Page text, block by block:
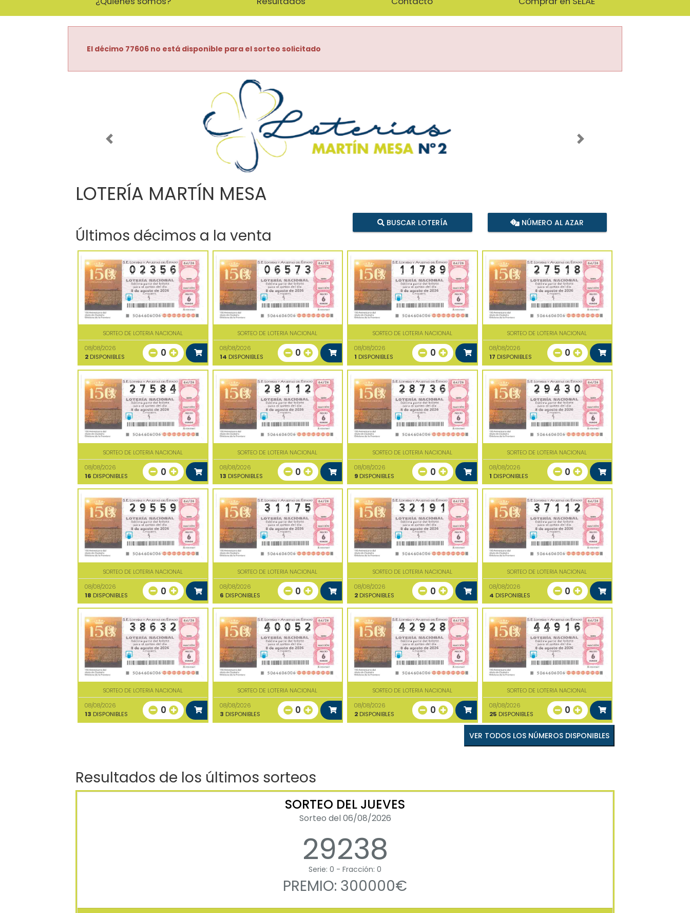
El décimo 77606 no está disponible para el sorteo solicitado
Imagen anterior Imagen siguiente
LOTERÍA MARTÍN MESA
Últimos décimos a la venta
BUSCAR LOTERÍA NÚMERO AL AZAR
SORTEO DE LOTERIA NACIONAL
08/08/2026
2 DISPONIBLES 0
SORTEO DE LOTERIA NACIONAL
08/08/2026
14 DISPONIBLES 0
SORTEO DE LOTERIA NACIONAL
08/08/2026
1 DISPONIBLES 0
SORTEO DE LOTERIA NACIONAL
08/08/2026
17 DISPONIBLES 0
SORTEO DE LOTERIA NACIONAL
08/08/2026
16 DISPONIBLES 0
SORTEO DE LOTERIA NACIONAL
08/08/2026
13 DISPONIBLES 0
SORTEO DE LOTERIA NACIONAL
08/08/2026
9 DISPONIBLES 0
SORTEO DE LOTERIA NACIONAL
08/08/2026
1 DISPONIBLES 0
SORTEO DE LOTERIA NACIONAL
08/08/2026
18 DISPONIBLES 0
SORTEO DE LOTERIA NACIONAL
08/08/2026
6 DISPONIBLES 0
SORTEO DE LOTERIA NACIONAL
08/08/2026
2 DISPONIBLES 0
SORTEO DE LOTERIA NACIONAL
08/08/2026
4 DISPONIBLES 0
SORTEO DE LOTERIA NACIONAL
08/08/2026
13 DISPONIBLES 0
SORTEO DE LOTERIA NACIONAL
08/08/2026
3 DISPONIBLES 0
SORTEO DE LOTERIA NACIONAL
08/08/2026
2 DISPONIBLES 0
SORTEO DE LOTERIA NACIONAL
08/08/2026
25 DISPONIBLES 0
VER TODOS LOS NÚMEROS DISPONIBLES
Resultados de los últimos sorteos
SORTEO DEL JUEVES
Sorteo del 06/08/2026
29238
Serie: 0 - Fracción: 0
PREMIO: 300000€